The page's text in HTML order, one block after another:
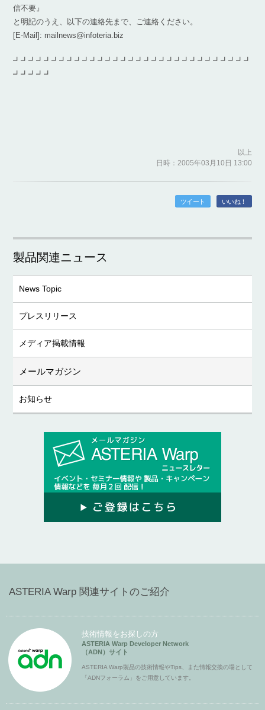
信不要』
と明記のうえ、以下の連絡先まで、ご連絡ください。
[E-Mail]: mailnews@infoteria.biz
┛┛┛┛┛┛┛┛┛┛┛┛┛┛┛┛┛┛┛┛┛┛┛┛┛┛┛┛┛┛┛
┛┛┛┛┛
以上
日時：2005年03月10日 13:00
ツイート いいね！
製品関連ニュース
News Topic
プレスリリース
メディア掲載情報
メールマガジン
お知らせ
ASTERIA Warp 関連サイトのご紹介
技術情報をお探しの方
ASTERIA Warp Developer Network
（ADN）サイト
ASTERIA Warp製品の技術情報やTips、また情報交換の場として
「ADNフォーラム」をご用意しています。